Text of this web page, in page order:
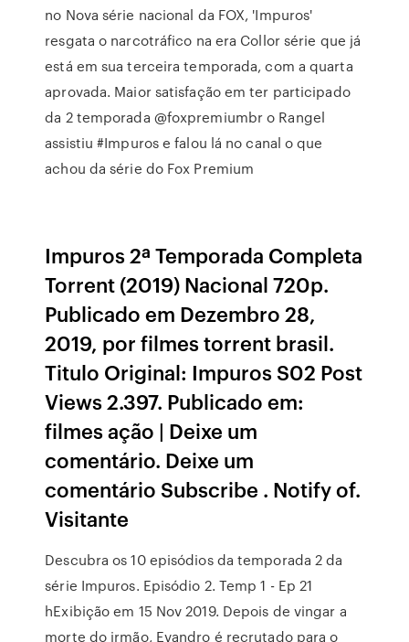
no Nova série nacional da FOX, 'Impuros'
resgata o narcotráfico na era Collor série que já
está em sua terceira temporada, com a quarta
aprovada. Maior satisfação em ter participado
da 2 temporada @foxpremiumbr o Rangel
assistiu #Impuros e falou lá no canal o que
achou da série do Fox Premium
Impuros 2ª Temporada Completa
Torrent (2019) Nacional 720p.
Publicado em Dezembro 28,
2019, por filmes torrent brasil.
Titulo Original: Impuros S02 Post
Views 2.397. Publicado em:
filmes ação | Deixe um
comentário. Deixe um
comentário Subscribe . Notify of.
Visitante
Descubra os 10 episódios da temporada 2 da
série Impuros. Episódio 2. Temp 1 - Ep 21
hExibição em 15 Nov 2019. Depois de vingar a
morte do irmão, Evandro é recrutado para o